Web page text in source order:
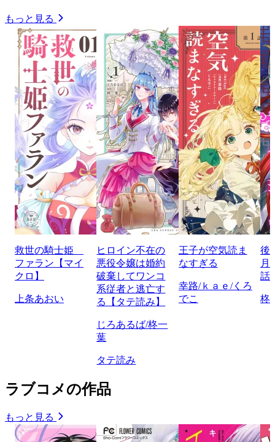
もっと見る
救世の騎士姫
ファラン【マイ
クロ】
上条あおい
ヒロイン不在の
悪役令嬢は婚約
破棄してワンコ
系従者と逃亡す
る【タテ読み】
じろあるば/柊一
葉
タテ読み
王子が空気読ま
なすぎる
幸路/ｋａｅ/くろ
でこ
後
月
話
柊
ラブコメの作品
もっと見る